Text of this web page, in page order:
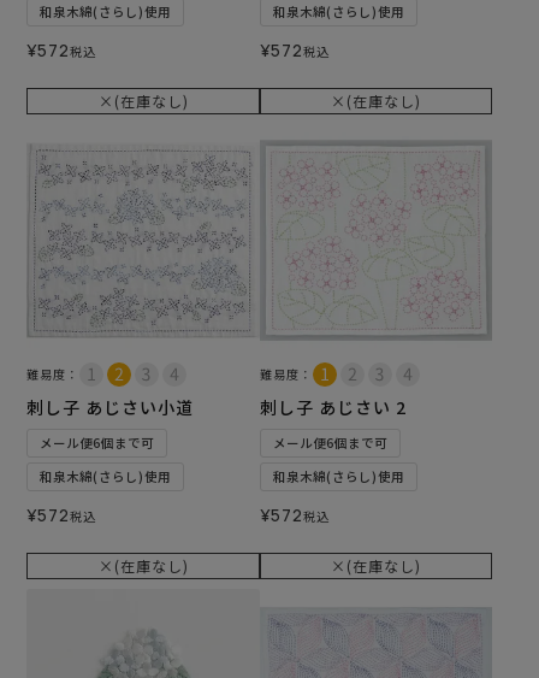
和泉木綿(さらし)使用
¥572税込
×(在庫なし)
和泉木綿(さらし)使用
¥572税込
×(在庫なし)
難易度：
刺し子 あじさい小道
メール便6個まで可
和泉木綿(さらし)使用
¥572税込
×(在庫なし)
難易度：
刺し子 あじさい 2
メール便6個まで可
和泉木綿(さらし)使用
¥572税込
×(在庫なし)